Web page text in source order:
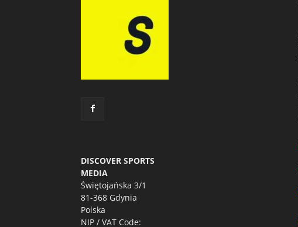
DISCOVER SPORTS
MEDIA
Świętojańska 3/1
81-368 Gdynia
Polska
NIP / VAT Code: